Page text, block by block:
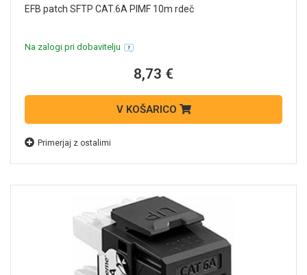
EFB patch SFTP CAT.6A PIMF 10m rdeč
Na zalogi pri dobavitelju
8,73 €
V KOŠARICO
Primerjaj z ostalimi